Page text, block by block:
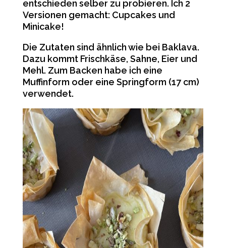
entschieden selber zu probieren. Ich 2
Versionen gemacht: Cupcakes und
Minicake!
Die Zutaten sind ähnlich wie bei Baklava.
Dazu kommt Frischkäse, Sahne, Eier und
Mehl. Zum Backen habe ich eine
Muffinform oder eine Springform (17 cm)
verwendet.